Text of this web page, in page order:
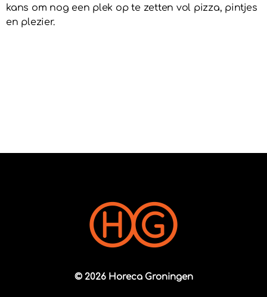
kans om nog een plek op te zetten vol pizza, pintjes
en plezier.
© 2026 Horeca Groningen